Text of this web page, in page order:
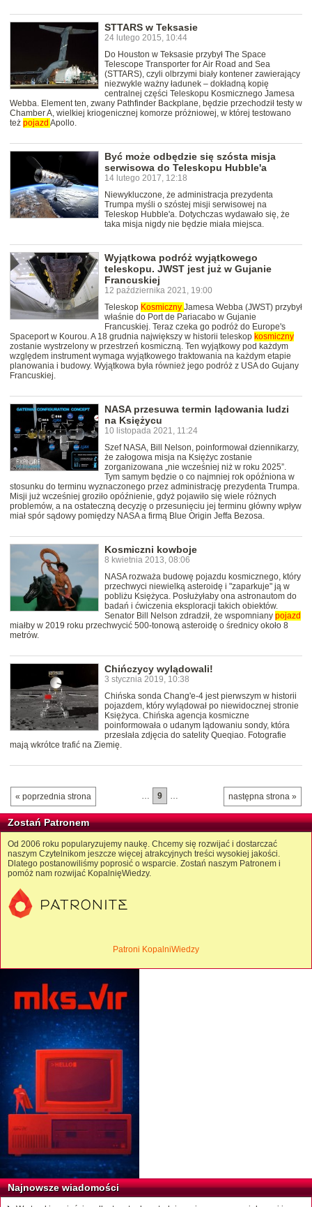
STTARS w Teksasie
24 lutego 2015, 10:44
Do Houston w Teksasie przybył The Space
Telescope Transporter for Air Road and Sea
(STTARS), czyli olbrzymi biały kontener zawierający
niezwykle ważny ładunek – dokładną kopię
centralnej części Teleskopu Kosmicznego Jamesa
Webba. Element ten, zwany Pathfinder Backplane, będzie przechodził testy w
Chamber A, wielkiej kriogenicznej komorze próżniowej, w której testowano
też pojazd Apollo.
Być może odbędzie się szósta misja
serwisowa do Teleskopu Hubble'a
14 lutego 2017, 12:18
Niewykluczone, że administracja prezydenta
Trumpa myśli o szóstej misji serwisowej na
Teleskop Hubble'a. Dotychczas wydawało się, że
taka misja nigdy nie będzie miała miejsca.
Wyjątkowa podróż wyjątkowego
teleskopu. JWST jest już w Gujanie
Francuskiej
12 października 2021, 19:00
Teleskop Kosmiczny Jamesa Webba (JWST) przybył
właśnie do Port de Pariacabo w Gujanie
Francuskiej. Teraz czeka go podróż do Europe's
Spaceport w Kourou. A 18 grudnia największy w historii teleskop kosmiczny
zostanie wystrzelony w przestrzeń kosmiczną. Ten wyjątkowy pod każdym
względem instrument wymaga wyjątkowego traktowania na każdym etapie
planowania i budowy. Wyjątkowa była również jego podróż z USA do Gujany
Francuskiej.
NASA przesuwa termin lądowania ludzi
na Księżycu
10 listopada 2021, 11:24
Szef NASA, Bill Nelson, poinformował dziennikarzy,
że załogowa misja na Księżyc zostanie
zorganizowana „nie wcześniej niż w roku 2025”.
Tym samym będzie o co najmniej rok opóźniona w
stosunku do terminu wyznaczonego przez administrację prezydenta Trumpa.
Misji już wcześniej groziło opóźnienie, gdyż pojawiło się wiele różnych
problemów, a na ostateczną decyzję o przesunięciu jej terminu główny wpływ
miał spór sądowy pomiędzy NASA a firmą Blue Origin Jeffa Bezosa.
Kosmiczni kowboje
8 kwietnia 2013, 08:06
NASA rozważa budowę pojazdu kosmicznego, który
przechwyci niewielką asteroidę i "zaparkuje" ją w
pobliżu Księżyca. Posłużyłaby ona astronautom do
badań i ćwiczenia eksploracji takich obiektów.
Senator Bill Nelson zdradził, że wspomniany pojazd
miałby w 2019 roku przechwycić 500-tonową asteroidę o średnicy około 8
metrów.
Chińczycy wylądowali!
3 stycznia 2019, 10:38
Chińska sonda Chang'e-4 jest pierwszym w historii
pojazdem, który wylądował po niewidocznej stronie
Księżyca. Chińska agencja kosmiczne
poinformowała o udanym lądowaniu sondy, która
przesłała zdjęcia do satelity Queqiao. Fotografie
mają wkrótce trafić na Ziemię.
« poprzednia strona następna strona »
… 9 …
Zostań Patronem
Od 2006 roku popularyzujemy naukę. Chcemy się rozwijać i dostarczać
naszym Czytelnikom jeszcze więcej atrakcyjnych treści wysokiej jakości.
Dlatego postanowiliśmy poprosić o wsparcie. Zostań naszym Patronem i
pomóż nam rozwijać KopalnięWiedzy.
Patroni KopalniWiedzy
Najnowsze wiadomości